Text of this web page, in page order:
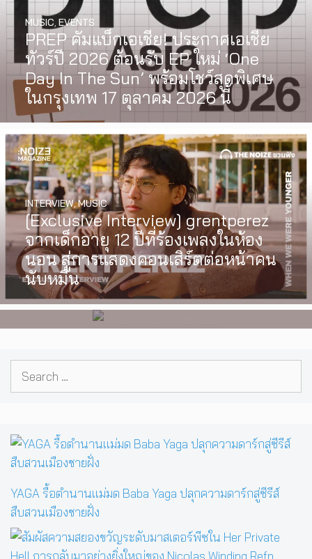
PREP คัมแบ็กเอเชีย! ประกาศเอเชีย
ทัวร์ปี 2026 ต้อนรับ EP ใหม่ ‘One
Day In The Sun’ พร้อมโชว์สุดพิเศษ
ในกรุงเทพ 17 ตุลาคม 2026 นี้
MUSIC EVENTS
[Exclusive Interview] grentperez
จากเด็กอายุ 12 ปีที่ร้องเพลงในห้อง
นอน สู่การแสดงคอนเสิร์ตต่อหน้าคน
นับหมื่น
INTERVIEW,MUSIC
I Wish You All the Best เรื่องราวของ
วัยรุ่นนอนไบนารี่ กับครอบครัวที่เขา
เลือกได้เอง ผลงานการกำกับ
ภาพยนตร์เรื่องแรกของ Tommy
Dorfman
WATCH,LGBTQIAN+
Search
YAGA รื้อตำนานแม่มด Baba Yaga ปลุกความดาร์กสู่ซีรีส์
สืบสวนเมืองชายฝั่ง